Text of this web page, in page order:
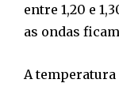
entre 1,20 e
as ondas
A temperatura